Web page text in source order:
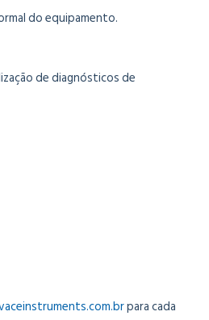
do equipamento.
de diagnósticos de
para cada